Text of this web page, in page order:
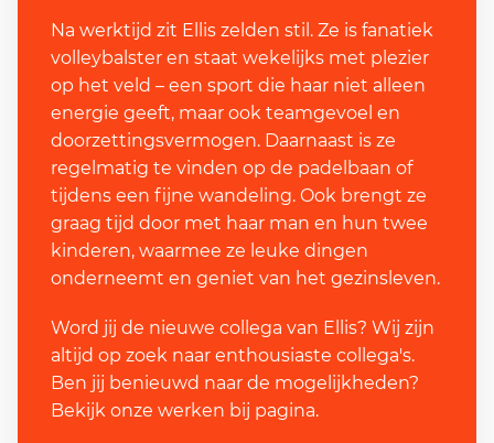
Na werktijd zit Ellis zelden stil. Ze is fanatiek
volleybalster en staat wekelijks met plezier
op het veld – een sport die haar niet alleen
energie geeft, maar ook teamgevoel en
doorzettingsvermogen. Daarnaast is ze
regelmatig te vinden op de padelbaan of
tijdens een fijne wandeling. Ook brengt ze
graag tijd door met haar man en hun twee
kinderen, waarmee ze leuke dingen
onderneemt en geniet van het gezinsleven.
Word jij de nieuwe collega van Ellis? Wij zijn
altijd op zoek naar enthousiaste collega's.
Ben jij benieuwd naar de mogelijkheden?
Bekijk onze werken bij pagina.